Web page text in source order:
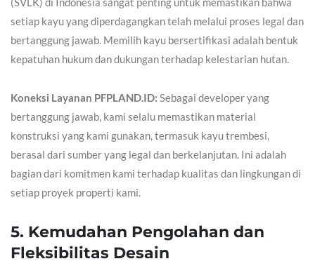
setiap kayu yang diperdagangkan telah melalui proses legal dan
bertanggung jawab. Memilih kayu bersertifikasi adalah bentuk
kepatuhan hukum dan dukungan terhadap kelestarian hutan.
Koneksi Layanan PFPLAND.ID: Sebagai developer yang
bertanggung jawab, kami selalu memastikan material
konstruksi yang kami gunakan, termasuk kayu trembesi,
berasal dari sumber yang legal dan berkelanjutan. Ini adalah
bagian dari komitmen kami terhadap kualitas dan lingkungan di
setiap proyek properti kami.
5. Kemudahan Pengolahan dan
Fleksibilitas Desain